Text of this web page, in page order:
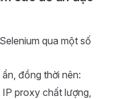
qua một số
đồng thời nên:
proxy chất lượng,